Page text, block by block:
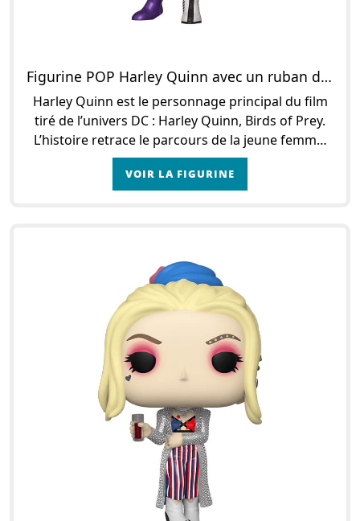
Figurine POP Harley Quinn avec un ruban de scotch
Harley Quinn est le personnage principal du film
tiré de l’univers DC : Harley Quinn, Birds of Prey.
L’histoire retrace le parcours de la jeune femme,
connue pour être la petite amie excentrique
VOIR LA FIGURINE